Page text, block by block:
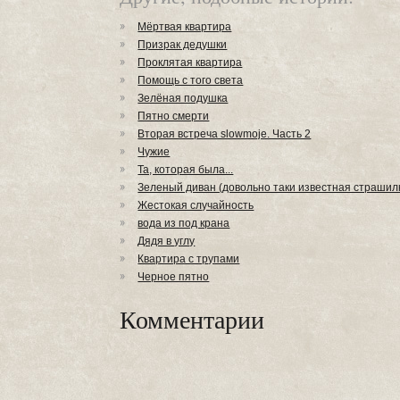
Мёртвая квартира
Призрак дедушки
Проклятая квартира
Помощь с того света
Зелёная подушка
Пятно смерти
Вторая встреча slowmoje. Часть 2
Чужие
Та, которая была...
Зеленый диван (довольно таки известная
Жестокая случайность
вода из под крана
Дядя в углу
Квартира с трупами
Черное пятно
Комментарии